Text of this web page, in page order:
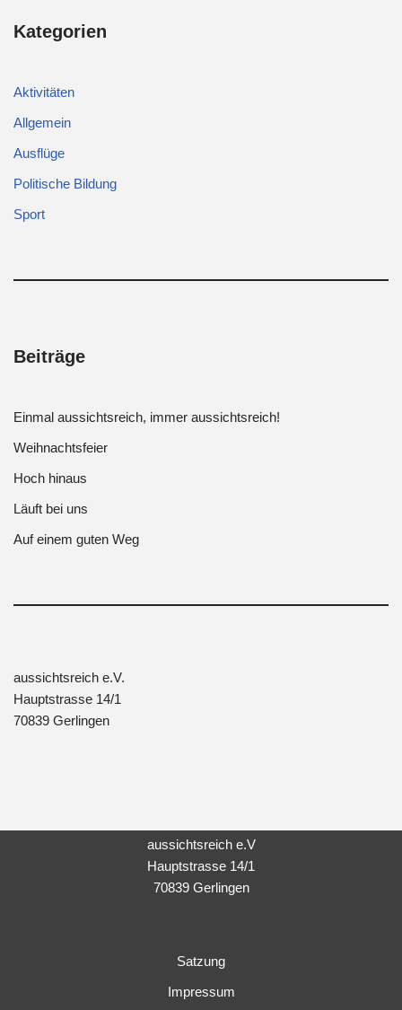
Kategorien
Aktivitäten
Allgemein
Ausflüge
Politische Bildung
Sport
Beiträge
Einmal aussichtsreich, immer aussichtsreich!
Weihnachtsfeier
Hoch hinaus
Läuft bei uns
Auf einem guten Weg
aussichtsreich e.V.
Hauptstrasse 14/1
70839 Gerlingen
aussichtsreich e.V
Hauptstrasse 14/1
70839 Gerlingen
Satzung
Impressum